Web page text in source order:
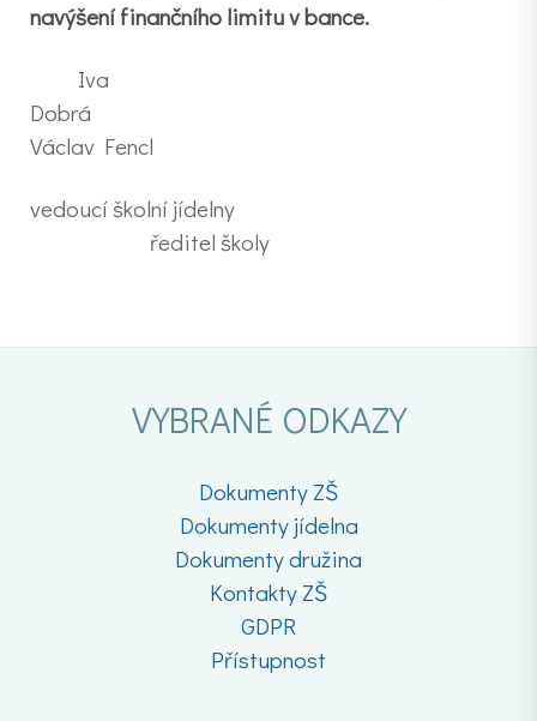
navýšení finančního limitu v bance.
Iva
Dobrá
Václav Fencl
vedoucí školní jídelny
ředitel školy
VYBRANÉ ODKAZY
Dokumenty ZŠ
Dokumenty jídelna
Dokumenty družina
Kontakty ZŠ
GDPR
Přístupnost